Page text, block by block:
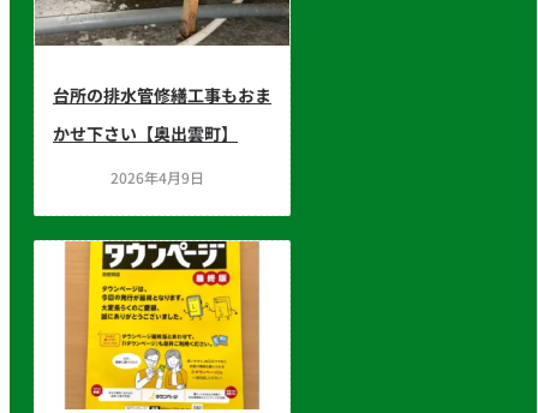
台所の排水管修繕工事もおま
かせ下さい【奥出雲町】
2026年4月9日